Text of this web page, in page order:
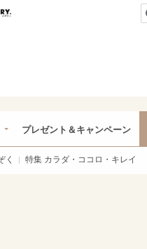
プレゼント＆キャンペーン
く 特集 カラダ・ココロ・キレイ